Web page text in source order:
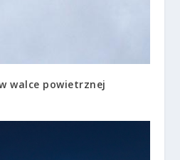
walce powietrznej